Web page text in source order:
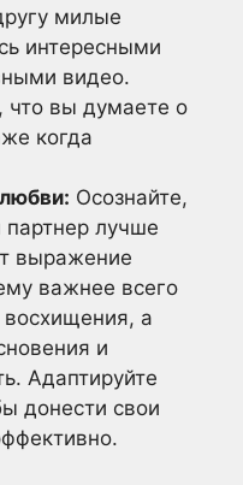
милые
интересными
видео.
что вы думаете о
когда
Осознайте,
лучше
выражение
важнее всего
а
и
Адаптируйте
донести свои